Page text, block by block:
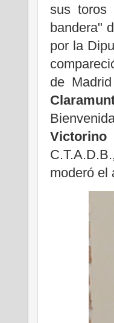
sus
bandera"
por la
de
Victorino
moderó el